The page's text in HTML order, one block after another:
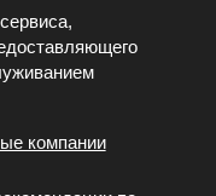
компании